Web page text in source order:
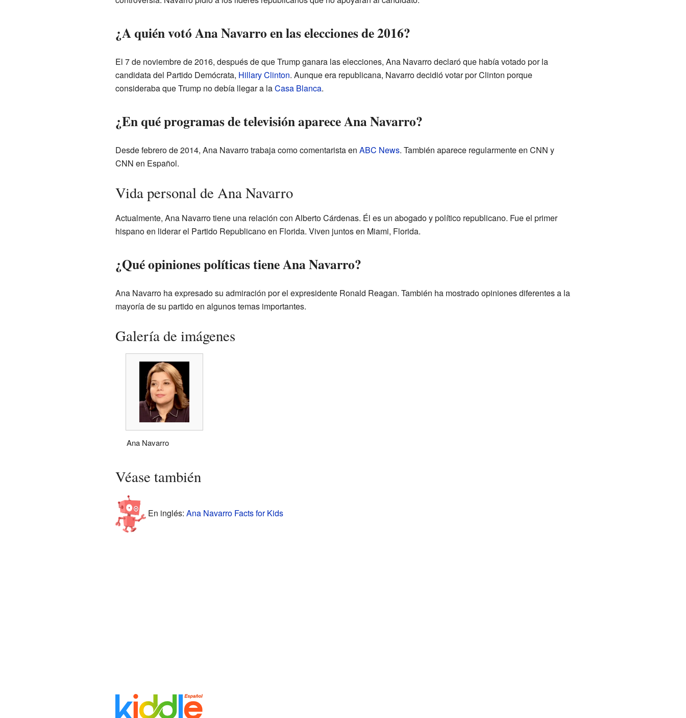
¿A quién votó Ana Navarro en las elecciones de 2016?
El 7 de noviembre de 2016, después de que Trump ganara las elecciones, Ana Navarro declaró que había votado por la
candidata del Partido Demócrata, Hillary Clinton. Aunque era republicana, Navarro decidió votar por Clinton porque
consideraba que Trump no debía llegar a laCasa Blanca.
¿En qué programas de televisión aparece Ana Navarro?
Desde febrero de 2014, Ana Navarro trabaja como comentarista en ABC News. También aparece regularmente en CNN y
CNN en Español.
Vida personal de Ana Navarro
Actualmente, Ana Navarro tiene una relación con Alberto Cárdenas. Él es un abogado y político republicano. Fue el primer
hispano en liderar el Partido Republicano en Florida. Viven juntos en Miami, Florida.
¿Qué opiniones políticas tiene Ana Navarro?
Ana Navarro ha expresado su admiración por el expresidente Ronald Reagan. También ha mostrado opiniones diferentes a la
mayoría de su partido en algunos temas importantes.
Galería de imágenes
Ana Navarro
Véase también
En inglés: Ana Navarro Facts for Kids